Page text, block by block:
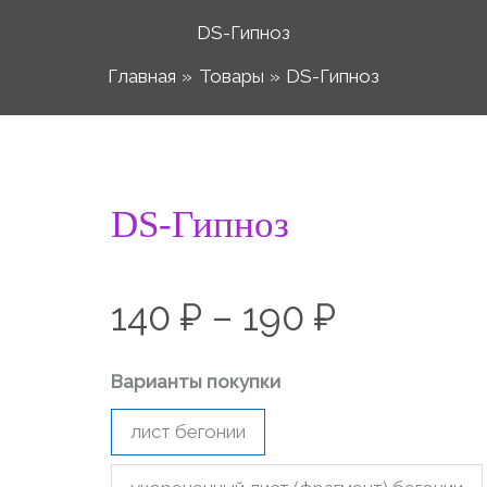
DS-Гипноз
Главная
Товары DS-Гипноз
DS-Гипноз
140₽ – 190₽
–
Варианты покупки
лист бегонии
товара
Гипноз